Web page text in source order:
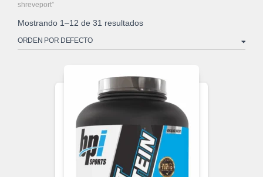
shreveport”
Mostrando 1–12 de 31 resultados